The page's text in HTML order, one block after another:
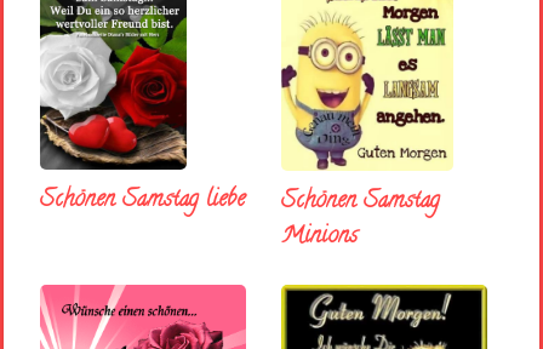
Schönen Samstag liebe
Schönen Samstag
Minions